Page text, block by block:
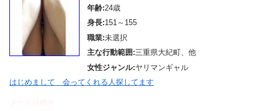
年齢:24歳
身長:151～155
職業:未選択
主な行動範囲:三重県大紀町、他
女性ジャンル:ヤリマンギャル
はじめまして 会ってくれる人探してます